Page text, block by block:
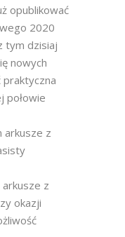
opublikować
2020
tym dzisiaj
nowych
praktyczna
połowie
arkusze z
z
okazji